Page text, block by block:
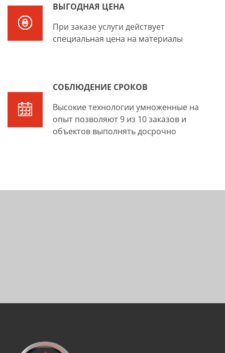
ВЫГОДНАЯ ЦЕНА
При заказе услуги действует
специальная цена на материалы
СОБЛЮДЕНИЕ СРОКОВ
Высокие технологии умноженные на
опыт позволяют 9 из 10 заказов и
объектов выполнять досрочно